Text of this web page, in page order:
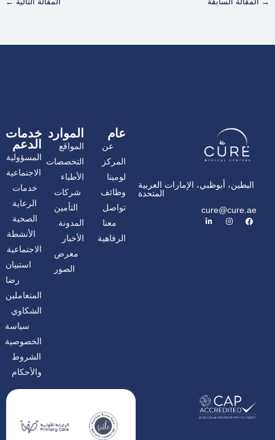
البطين، أبوظبي، الإمارات العربية
المتحدة
cure@cure.ae
ف
ي
ا
ن
ل
ي
عام
عن
المركز
لومينا
وظائف
تواصل
معنا
الرفاهية
الموارد
المواقع
التخصصات
الأطباء
شركات
التأمين
المدونة
الأخبار
معرض
الصور
خدمات
الدعم
المسؤولية
الاجتماعية
خدمات
الرعاية
الصحية
الأنشطة
الاجتماعية
استبيان
رضا
المتعاملين
الشكاوي
سياسة
الخصوصية
الشروط
والأحكام